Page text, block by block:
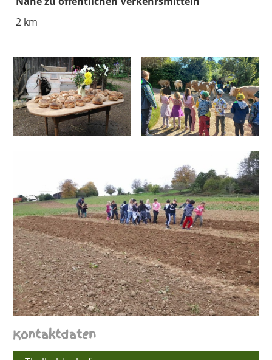
2 km
Kontaktdaten